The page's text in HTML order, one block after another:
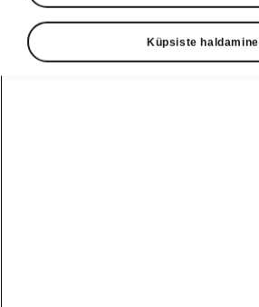
Küpsiste haldamine